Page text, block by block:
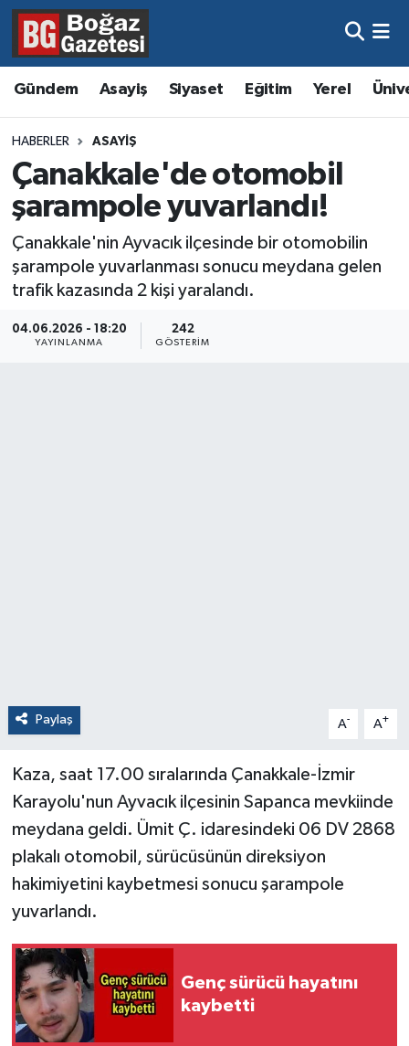
Gündem Asayiş Siyaset Eğitim Yerel
HABERLER ASAYIŞ
Çanakkale'de otomobil
şarampole yuvarlandı!
Çanakkale'nin Ayvacık ilçesinde bir otomobilin
şarampole yuvarlanması sonucu meydana gelen
trafik kazasında 2 kişi yaralandı.
04.06.2026 - 18:20
YAYINLANMA
242
GÖSTERIM
Paylaş A- A+
Kaza, saat 17.00 sıralarında Çanakkale-İzmir
Karayolu'nun Ayvacık ilçesinin Sapanca mevkiinde
meydana geldi. Ümit Ç. idaresindeki 06 DV 2868
plakalı otomobil, sürücüsünün direksiyon
hakimiyetini kaybetmesi sonucu şarampole
yuvarlandı.
Genç sürücü hayatını
kaybetti
Asayiş
Eğitim
Ekonomi
Gündem
Kültür ve Sanat
Resmi İlanlar
Hava Durumu
Trafik Durumu
Süper Lig Puan Durumu ve Fikstür
Tüm Manşetler
Son Dakika Haberleri